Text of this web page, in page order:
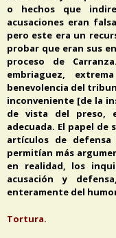
o hechos que
acusaciones eran
pero este era un
probar que eran sus
proceso de
embriaguez,
benevolencia del
inconveniente [de la
de vista del preso,
adecuada. El papel
artículos de
permitían más
en realidad, los
acusación y
enteramente del
Tortura.